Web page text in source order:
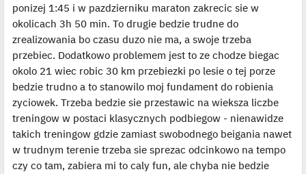
ponizej 1:45 i w pazdzierniku maraton zakrecic sie w
okolicach 3h 50 min. To drugie bedzie trudne do
zrealizowania bo czasu duzo nie ma, a swoje trzeba
przebiec. Dodatkowo problemem jest to ze chodze biegac
okolo 21 wiec robic 30 km przebiezki po lesie o tej porze
bedzie trudno a to stanowilo moj fundament do robienia
zyciowek. Trzeba bedzie sie przestawic na wieksza liczbe
treningow w postaci klasycznych podbiegow - nienawidze
takich treningow gdzie zamiast swobodnego beigania nawet
w trudnym terenie trzeba sie sprezac odcinkowo na tempo
czy co tam, zabiera mi to caly fun, ale chyba nie bedzie